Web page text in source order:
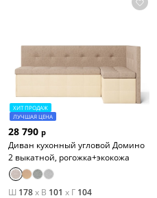
ХИТ ПРОДАЖ
ЛУЧШАЯ ЦЕНА
28 790 р
Диван кухонный угловой Домино
2 выкатной, рогожка+экокожа
Ш 178x В 101 x Г 104